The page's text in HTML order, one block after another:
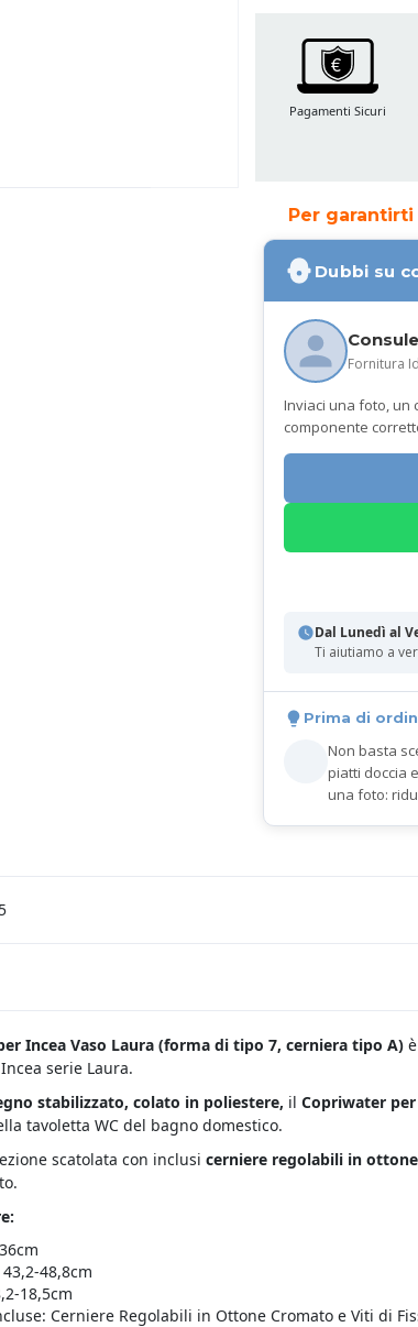
Per
Dubbi su
Fornitura
Inviaci una foto, un
componente
Dal Lunedì al
Ti aiutiamo a
Prima di
Non basta
piatti doccia
una foto:
Pagamenti Sicuri
Incea Vaso Laura (forma di tipo 7, cerniera tipo A)
serie Laura.
stabilizzato, colato in poliestere, il Copriwater per
tavoletta WC del bagno domestico.
scatolata con inclusi cerniere regolabili in
48,8cm
18,5cm
Cerniere Regolabili in Ottone Cromato e Viti di